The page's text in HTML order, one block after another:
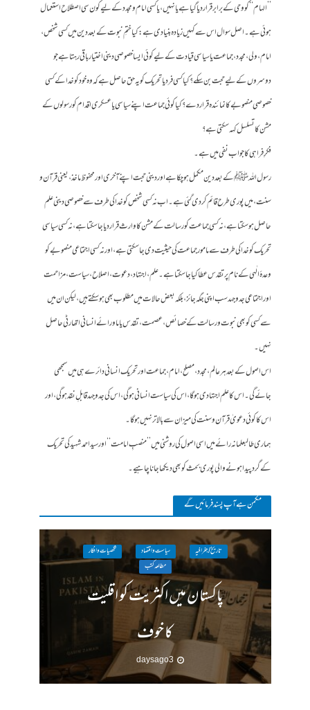
’’الہام‘‘ کو وحی کے برابر قرار دیا گیا ہے یا نہیں، یا کسی امام و مجدد کے لیے کون سی اصطلاح استعمال
ہوئی ہے۔ اصل سوال اس سے کہیں زیادہ بنیادی ہے: کیا ختمِ نبوت کے بعد دین میں کسی شخص،
امام، ولی، مجدد، جماعت یا سیاسی قیادت کے لیے کوئی ایسا خصوصی دینی اختیار باقی رہتا ہے جو
دوسروں کے لیے حجت بن سکے؟ کیا کسی فرد یا تحریک کو یہ حق حاصل ہے کہ وہ خود کو خدا کے کسی
خصوصی منصوبے کا نمائندہ قرار دے؟ کیا کوئی جماعت اپنے سیاسی یا عسکری اقدام کو رسولوں کے
مشن کا تسلسل کہہ سکتی ہے؟
فکرِ فراہی کا جواب نفی میں ہے۔
رسول اللہ ﷺ کے بعد دین مکمل ہو چکا ہے اور دینی حجت اپنے آخری اور محفوظ ماخذ، یعنی قرآن و
سنت، میں پوری طرح قائم کر دی گئی ہے۔ اب نہ کسی شخص کو خدا کی طرف سے خصوصی دینی علم
حاصل ہو سکتا ہے، نہ کسی جماعت کو رسالت کے مشن کا وارث قرار دیا جا سکتا ہے، نہ کسی سیاسی
تحریک کو خدا کی طرف سے مامور جماعت کی حیثیت دی جا سکتی ہے، اور نہ کسی اجتماعی منصوبے کو
وعدۂ الٰہی کے نام پر تقدس عطا کیا جا سکتا ہے۔ علم، اجتہاد، دعوت، اصلاح، سیاست، مزاحمت
اور اجتماعی جدوجہد سب اپنی جگہ جائز، بلکہ بعض حالات میں مطلوب بھی ہو سکتے ہیں، لیکن ان میں
سے کسی کو بھی نبوت و رسالت کے خصائص، عصمت، تقدس یا ماورائے انسانی اتھارٹی حاصل
نہیں۔
اس اصول کے بعد ہر عالم، مجدد، مصلح، امام، جماعت اور تحریک انسانی دائرے ہی میں سمجھی
جائے گی۔ اس کا علم اجتہادی ہو گا، اس کی سیاست انسانی ہو گی، اس کی جدوجہد قابلِ نقد ہو گی، اور
اس کا کوئی دعویٰ قرآن و سنت کی میزان سے بالاتر نہیں ہو گا۔
ہماری طالبعلمانہ رائے میں اسی اصول کی روشنی میں ’’منصبِ امامت‘‘ اور سید احمد شہید کی تحریک
کے گرد پیدا ہونے والی پوری بحث کو بھی دیکھا جانا چاہیے۔
مکمن ہےآپ پسند فرمائیں گے
تاریخ / جغرافیہ سیاست واقتصاد
شخصیات وافکار
مطالعہ کتب
پاکستان میں اکثریت کو اقلیت
کا خوف
3 days ago